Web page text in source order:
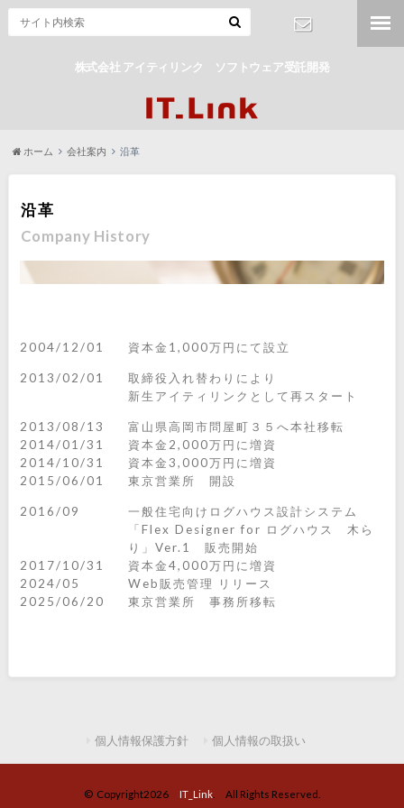
株式会社 アイティリンク ソフトウェア受託開発
お問合わせ
ホーム 会社案内 沿革
沿革
Company History
2004/12/01 資本金1,000万円にて設立
2013/02/01
取締役入れ替わりにより
新生アイティリンクとして再スタート
2013/08/13
富山県高岡市問屋町３５へ本社移転
2014/01/31
資本金2,000万円に増資
2014/10/31
資本金3,000万円に増資
2015/06/01
東京営業所 開設
2016/09
一般住宅向けログハウス設計システム
「Flex Designer for ログハウス 木ら
り」Ver.1 販売開始
2017/10/31
資本金4,000万円に増資
2024/05
Web販売管理 リリース
2025/06/20
東京営業所 事務所移転
個人情報保護方針 個人情報の取扱い
© Copyright2026 IT_Link. All Rights Reserved.